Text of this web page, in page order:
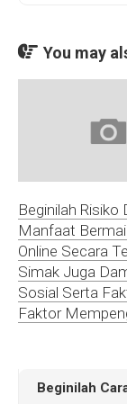
You may
Beginilah Risiko
Manfaat
Online Secara
Simak Juga
Sosial Serta
Faktor